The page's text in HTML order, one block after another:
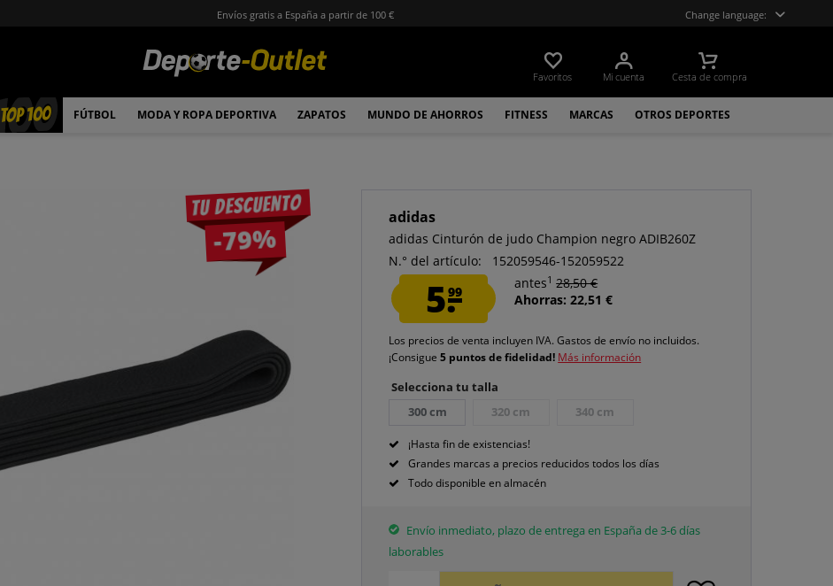
Envíos gratis a España a partir de 100 € Change language:
Favoritos Mi cuenta Cesta de compra
TOP 100 FÚTBOL MODA Y ROPA DEPORTIVA ZAPATOS MUNDO DE AHORROS FITNESS MARCAS OTROS DEPORTES
Tu descuento
-79%
adidas
adidas Cinturón de judo Champion negro ADIB260Z
N.° del artículo:
152059546-152059522
5.99
antes1 28,50 €
Ahorras: 22,51 €
Los precios de venta incluyen IVA.Gastos de envío no incluidos.
¡Consigue5 puntos de fidelidad! Más información
Selecciona tu talla
300 cm
320 cm 340 cm
¡Hasta fin de existencias!
Grandes marcas a precios reducidos todos los días
Todo disponible en almacén
Envío inmediato, plazo de entrega en España de 3-6 días
laborables